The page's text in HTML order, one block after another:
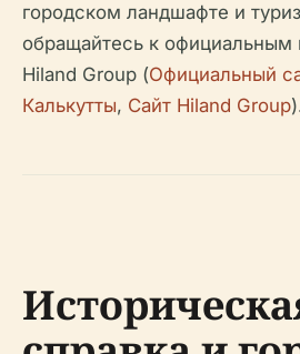
городском ландшафте и
обращайтесь к официальным
Hiland Group (Официальный
Калькутты, Сайт Hiland Group